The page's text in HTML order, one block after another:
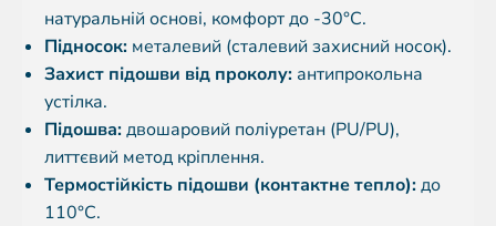
натуральній основі, комфорт до -30°C.
Підносок: металевий (сталевий захисний носок).
Захист підошви від проколу: антипрокольна
устілка.
Підошва:двошаровий поліуретан (PU/PU),
литтєвий метод кріплення.
Термостійкість підошви (контактне тепло):до
110°C.